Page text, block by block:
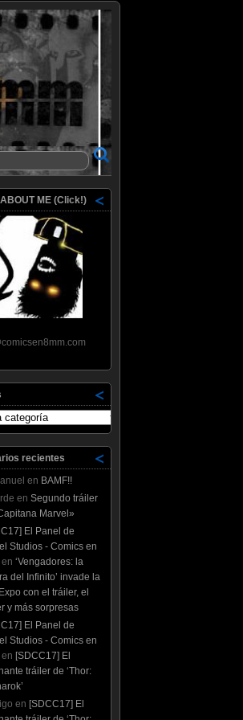
ME (Click!)
recientes
en BAMF!!
en Segundo tráiler
Marvel»
El Panel de
Studios - Comics en
‘Vengadores: la
del Infinito’ invade la
con el tráiler, el
y más sorpresas
El Panel de
Studios - Comics en
[SDCC17] El
tráiler de ‘Thor:
en [SDCC17] El